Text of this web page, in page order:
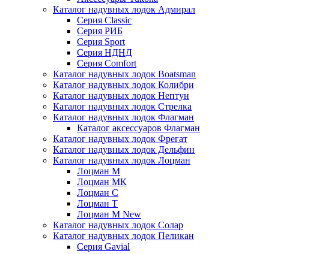
Каталог надувных лодок Адмирал
Серия Classic
Серия РИБ
Серия Sport
Серия НДНД
Серия Comfort
Каталог надувных лодок Boatsman
Каталог надувных лодок Колибри
Каталог надувных лодок Нептун
Каталог надувных лодок Стрелка
Каталог надувных лодок Флагман
Каталог аксессуаров Флагман
Каталог надувных лодок Фрегат
Каталог надувных лодок Дельфин
Каталог надувных лодок Лоцман
Лоцман М
Лоцман МК
Лоцман С
Лоцман Т
Лоцман М New
Каталог надувных лодок Солар
Каталог надувных лодок Пеликан
Серия Gavial